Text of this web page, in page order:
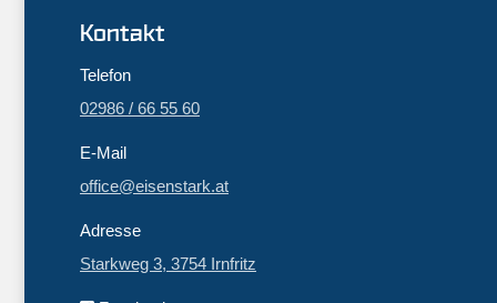
Kontakt
Telefon
02986 / 66 55 60
E-Mail
office@eisenstark.at
Adresse
Starkweg 3, 3754 Irnfritz